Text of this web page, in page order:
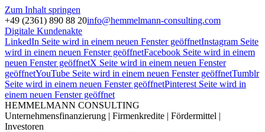
Zum Inhalt springen
+49 (2361) 890 88 20info@hemmelmann-consulting.com
Digitale Kundenakte
LinkedIn Seite wird in einem neuen Fenster geöffnetInstagram Seite
wird in einem neuen Fenster geöffnetFacebook Seite wird in einem
neuen Fenster geöffnetX Seite wird in einem neuen Fenster
geöffnetYouTube Seite wird in einem neuen Fenster geöffnetTumblr
Seite wird in einem neuen Fenster geöffnetPinterest Seite wird in
einem neuen Fenster geöffnet
HEMMELMANN CONSULTING
Unternehmensfinanzierung | Firmenkredite | Fördermittel |
Investoren